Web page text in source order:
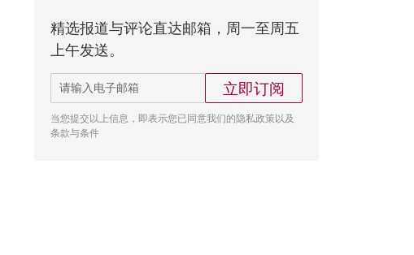
精选报道与评论直达邮箱，周一至周五
上午发送。
立即订阅
当您提交以上信息，即表示您已同意我们的隐私政策以及
条款与条件